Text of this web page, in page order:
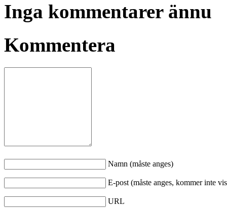
Inga kommentarer ännu
Kommentera
Namn (måste anges)
E-post (måste anges, kommer inte
URL